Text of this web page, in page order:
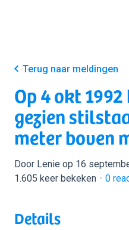
Terug naar meldingen
Op 4 okt 1992
gezien
meter boven
Door Lenie op 16
1.605 keer bekeken
0
Details